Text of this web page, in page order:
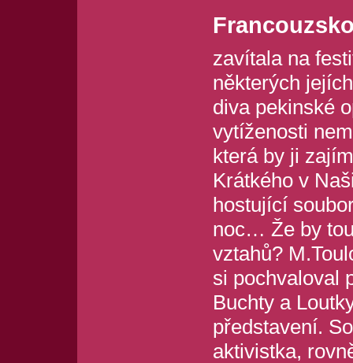
zavítala na
některých
diva pekinské
vytíženosti
která by ji
Krátkého v
hostující
noc… Že by
vztahů?
si pochvaloval
Buchty a
představení.
aktivistka,